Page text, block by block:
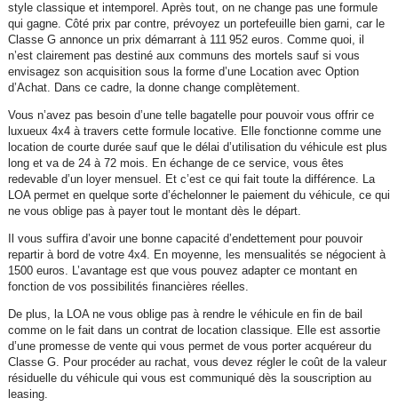
style classique et intemporel. Après tout, on ne change pas une formule
qui gagne. Côté prix par contre, prévoyez un portefeuille bien garni, car le
Classe G annonce un prix démarrant à 111 952 euros. Comme quoi, il
n’est clairement pas destiné aux communs des mortels sauf si vous
envisagez son acquisition sous la forme d’une Location avec Option
d’Achat. Dans ce cadre, la donne change complètement.
Vous n’avez pas besoin d’une telle bagatelle pour pouvoir vous offrir ce
luxueux 4x4 à travers cette formule locative. Elle fonctionne comme une
location de courte durée sauf que le délai d’utilisation du véhicule est plus
long et va de 24 à 72 mois. En échange de ce service, vous êtes
redevable d’un loyer mensuel. Et c’est ce qui fait toute la différence. La
LOA permet en quelque sorte d’échelonner le paiement du véhicule, ce qui
ne vous oblige pas à payer tout le montant dès le départ.
Il vous suffira d’avoir une bonne capacité d’endettement pour pouvoir
repartir à bord de votre 4x4. En moyenne, les mensualités se négocient à
1500 euros. L’avantage est que vous pouvez adapter ce montant en
fonction de vos possibilités financières réelles.
De plus, la LOA ne vous oblige pas à rendre le véhicule en fin de bail
comme on le fait dans un contrat de location classique. Elle est assortie
d’une promesse de vente qui vous permet de vous porter acquéreur du
Classe G. Pour procéder au rachat, vous devez régler le coût de la valeur
résiduelle du véhicule qui vous est communiqué dès la souscription au
leasing.